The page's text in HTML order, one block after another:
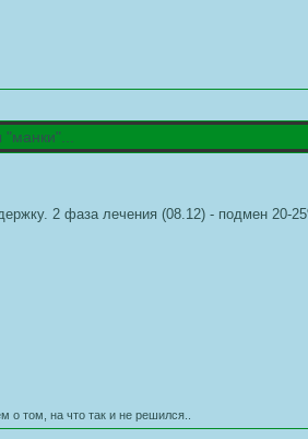
2 фаза лечения (08.12) - подмен 20-
о том, на что так и не решился..